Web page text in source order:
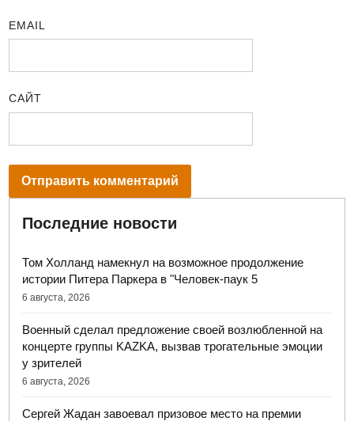
EMAIL
САЙТ
Последние новости
Том Холланд намекнул на возможное продолжение
истории Питера Паркера в "Человек-паук 5
6 августа, 2026
Военный сделал предложение своей возлюбленной на
концерте группы KAZKA, вызвав трогательные эмоции
у зрителей
6 августа, 2026
Сергей Жадан завоевал призовое место на премии